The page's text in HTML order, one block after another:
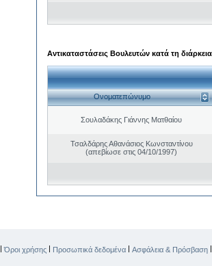
Αντικαταστάσεις Βουλευτών κατά τη
Ονοματεπώνυμο
Σουλαδάκης Γιάννης Ματθαίου
Τσαλδάρης Αθανάσιος Κωνσταντίνου
(απεβίωσε στις 04/10/1997)
|Όροι χρήσης | Προσωπικά δεδομένα | Ασφάλεια & Πρόσβαση